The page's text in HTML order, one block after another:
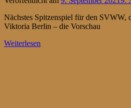
Nächstes Spitzenspiel für den SVWW,
Viktoria Berlin – die Vorschau
Weiterlesen